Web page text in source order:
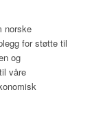
norske
for støtte til
og
våre